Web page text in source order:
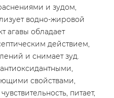
и зудом,
водно-жировой
агавы обладает
действием,
и снимает зуд.
свойствами,
питает,